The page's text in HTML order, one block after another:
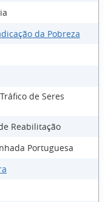
da Pobreza
de Seres
Reabilitação
Portuguesa